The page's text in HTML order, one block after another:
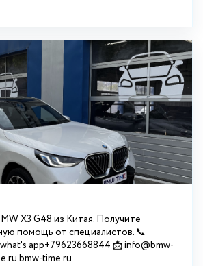
X3 G48 из Китая. Получите
помощь от специалистов. 📞
app+79623668844 📩 info@bmw-
bmw-time.ru